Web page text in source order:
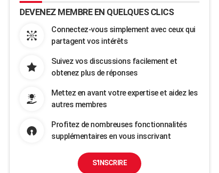
DEVENEZ MEMBRE EN QUELQUES CLICS
Connectez-vous simplement avec ceux qui
partagent vos intérêts
Suivez vos discussions facilement et
obtenez plus de réponses
Mettez en avant votre expertise et aidez les
autres membres
Profitez de nombreuses fonctionnalités
supplémentaires en vous inscrivant
S'INSCRIRE